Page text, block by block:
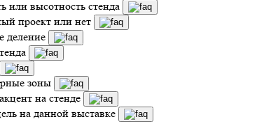
или высотность стенда
проект или нет
деление
зоны
на стенде
на данной выставке